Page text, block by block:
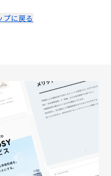
プに戻る